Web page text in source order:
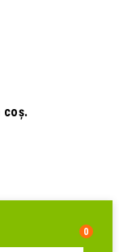
coş.
0